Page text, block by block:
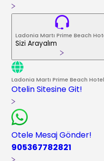
Ladonia Martı Prime Beach
Sizi Arayalım
Ladonia Martı Prime Beach Hotel
Otelin Sitesine Git!
Otele Mesaj Gönder!
905367782821